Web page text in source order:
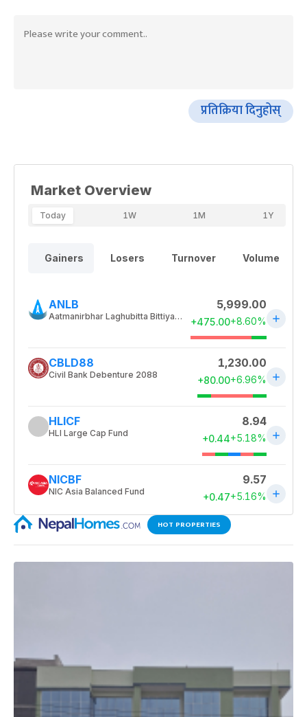
प्रतिक्रिया दिनुहोस्
HOT PROPERTIES